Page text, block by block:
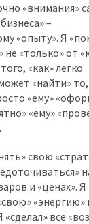
«внимания»
–
«опыту». Я
не «только» от
«как» легко
«найти»
«ему»
«ему»
свою
и «ценах». Я
«энергию»
«сделал» все